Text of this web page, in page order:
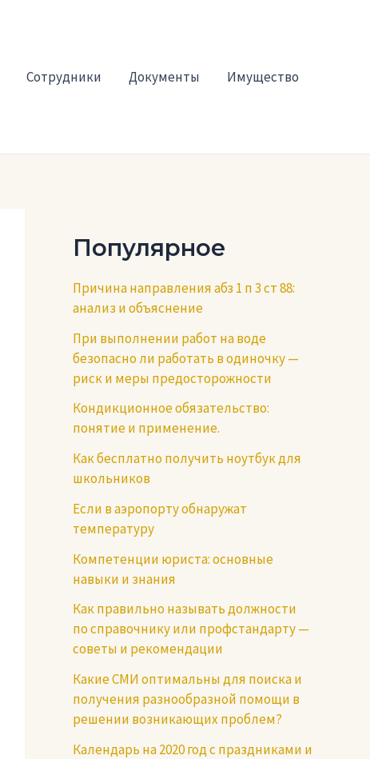
Сотрудники Документы Имущество
Популярное
Причина направления абз 1 п 3 ст 88:
анализ и объяснение
При выполнении работ на воде
безопасно ли работать в одиночку —
риск и меры предосторожности
Кондикционное обязательство:
понятие и применение.
Как бесплатно получить ноутбук для
школьников
Если в аэропорту обнаружат
температуру
Компетенции юриста: основные
навыки и знания
Как правильно называть должности
по справочнику или профстандарту —
советы и рекомендации
Какие СМИ оптимальны для поиска и
получения разнообразной помощи в
решении возникающих проблем?
Календарь на 2020 год с праздниками и